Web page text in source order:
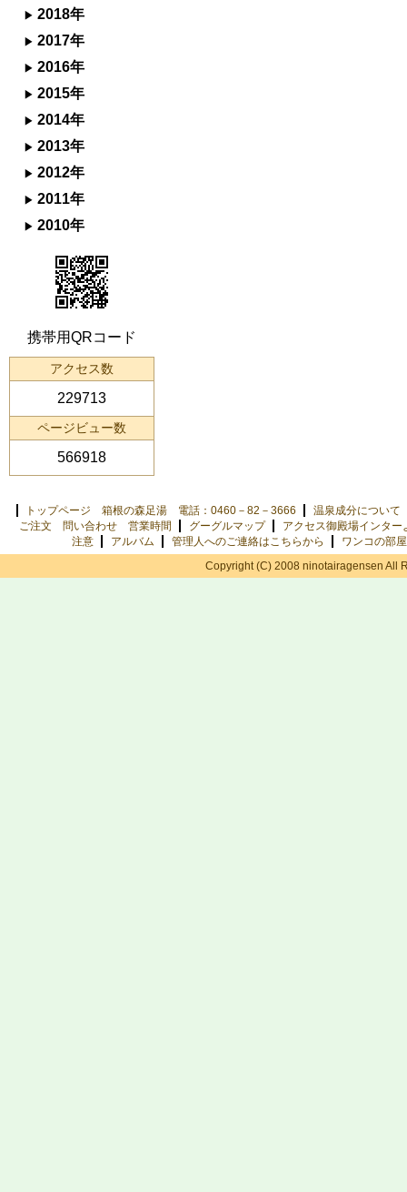
2018年
2017年
2016年
2015年
2014年
2013年
2012年
2011年
2010年
携帯用QRコード
アクセス数
229713
ページビュー数
566918
トップページ 箱根の森足湯 電話：0460－82－3666
温泉成分について
ご注文 問い合わせ 営業時間
グーグルマップ
アクセス御殿場インター
注意
アルバム 管理人へのご連絡はこちらから
ワンコの部屋
Copyright (C) 2008 ninotairagensen All